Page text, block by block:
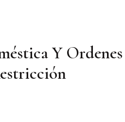
Y Ordenes